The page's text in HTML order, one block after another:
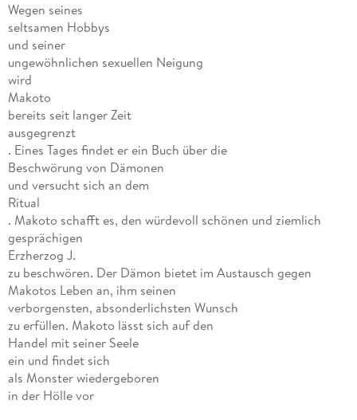
Wegen seines
seltsamen Hobbys
und seiner
ungewöhnlichen sexuellen Neigung
wird
Makoto
bereits seit langer Zeit
ausgegrenzt
. Eines Tages findet er ein Buch über die
Beschwörung von Dämonen
und versucht sich an dem
Ritual
. Makoto schafft es, den würdevoll schönen und ziemlich
gesprächigen
Erzherzog J.
zu beschwören. Der Dämon bietet im Austausch gegen
Makotos Leben an, ihm seinen
verborgensten, absonderlichsten Wunsch
zu erfüllen. Makoto lässt sich auf den
Handel mit seiner Seele
ein und findet sich
als Monster wiedergeboren
in der Hölle vor